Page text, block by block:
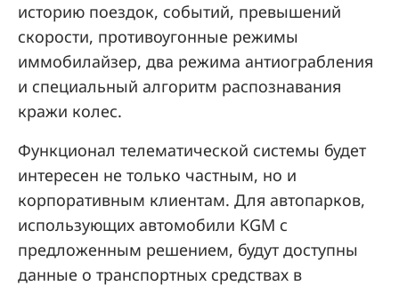
историю поездок, событий, превышений
скорости, противоугонные режимы
иммобилайзер, два режима антиограбления
и специальный алгоритм распознавания
кражи колес.
Функционал телематической системы будет
интересен не только частным, но и
корпоративным клиентам. Для автопарков,
использующих автомобили KGM с
предложенным решением, будут доступны
данные о транспортных средствах в